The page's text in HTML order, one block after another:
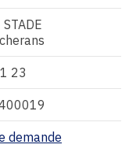
23
demande